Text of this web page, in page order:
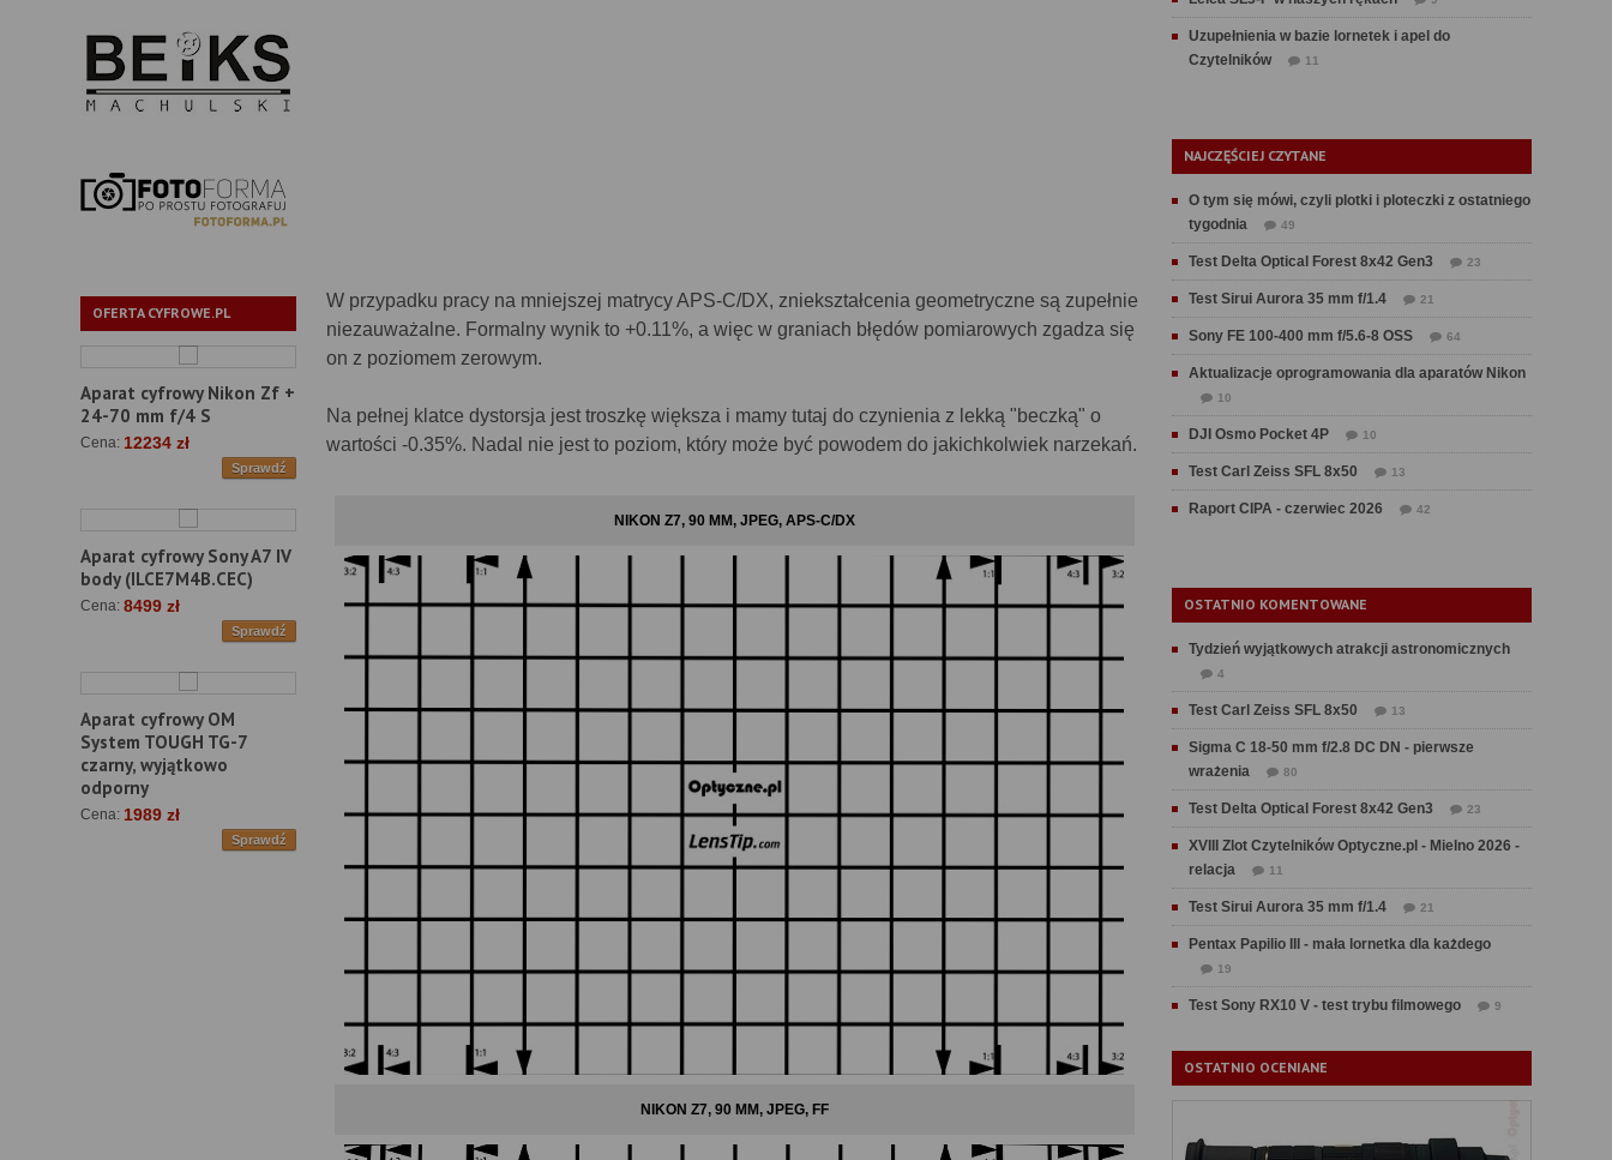
OFERTA CYFROWE.PL
Aparat cyfrowy Nikon Zf +
24-70 mm f/4 S
Cena: 12234 zł
Sprawdź
Aparat cyfrowy Sony A7 IV
body (ILCE7M4B.CEC)
Cena: 8499 zł
Sprawdź
Aparat cyfrowy OM
System TOUGH TG-7
czarny, wyjątkowo
odporny
Cena: 1989 zł
Sprawdź
W przypadku pracy na mniejszej matrycy APS-C/DX, zniekształcenia geometryczne są zupełnie
niezauważalne. Formalny wynik to +0.11%, a więc w graniach błędów pomiarowych zgadza się
on z poziomem zerowym.
Na pełnej klatce dystorsja jest troszkę większa i mamy tutaj do czynienia z lekką "beczką" o
wartości -0.35%. Nadal nie jest to poziom, który może być powodem do jakichkolwiek narzekań.
NIKON Z7, 90 MM, JPEG, APS-C/DX
NIKON Z7, 90 MM, JPEG, FF
Uzupełnienia w bazie lornetek i apel do
Czytelników
11
NAJCZĘŚCIEJ CZYTANE
O tym się mówi, czyli plotki i ploteczki z ostatniego
tygodnia
49
Test Delta Optical Forest 8x42 Gen3 23
Test Sirui Aurora 35 mm f/1.4 21
Sony FE 100-400 mm f/5.6-8 OSS 64
Aktualizacje oprogramowania dla aparatów Nikon
10
DJI Osmo Pocket 4P 10
Test Carl Zeiss SFL 8x50 13
Raport CIPA - czerwiec 2026 42
OSTATNIO KOMENTOWANE
Tydzień wyjątkowych atrakcji astronomicznych
4
Test Carl Zeiss SFL 8x50 13
Sigma C 18-50 mm f/2.8 DC DN - pierwsze
wrażenia
80
Test Delta Optical Forest 8x42 Gen3 23
XVIII Zlot Czytelników Optyczne.pl - Mielno 2026 -
relacja
11
Test Sirui Aurora 35 mm f/1.4 21
Pentax Papilio III - mała lornetka dla każdego
19
Test Sony RX10 V - test trybu filmowego 9
OSTATNIO OCENIANE